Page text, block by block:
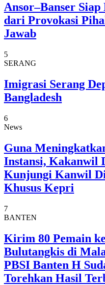
Ansor–Banser
dari Provokasi
Jawab
5
SERANG
Imigrasi Serang
Bangladesh
6
News
Guna
Instansi, Kakanwil
Kunjungi Kanwil
Khusus Kepri
7
BANTEN
Kirim 80 Pemain
Bulutangkis di
PBSI Banten H
Torehkan Hasil